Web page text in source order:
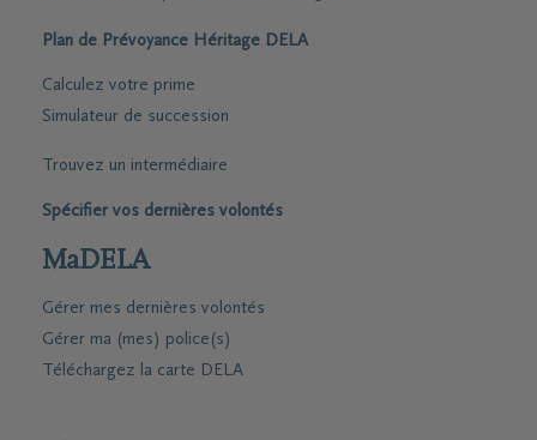
Plan de Prévoyance Héritage DELA
Calculez votre prime
Simulateur de succession
Trouvez un intermédiaire
Spécifier vos dernières volontés
MaDELA
Gérer mes dernières volontés
Gérer ma (mes) police(s)
Téléchargez la carte DELA